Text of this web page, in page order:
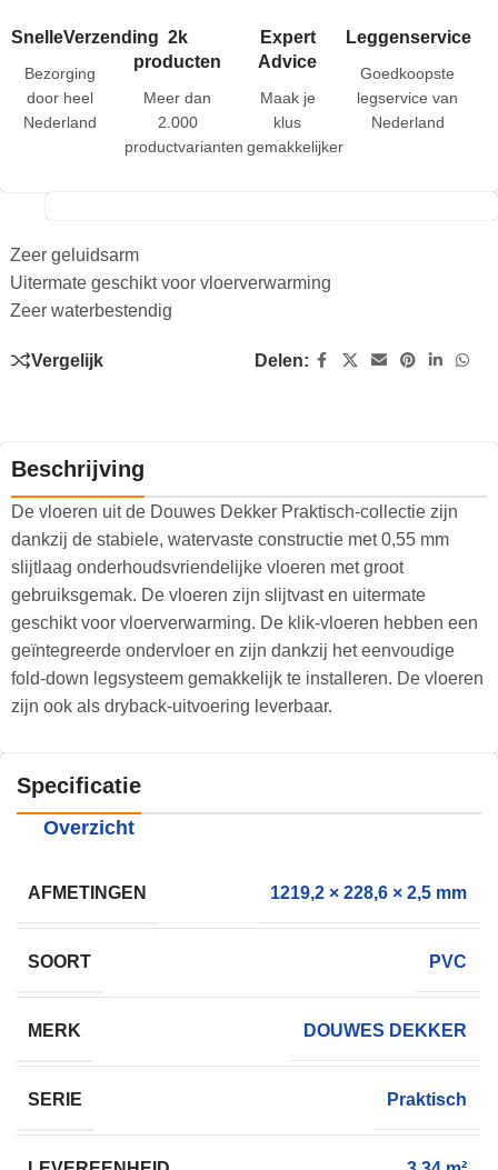
SnelleVerzending
Bezorging
door heel
Nederland
2k
producten
Meer dan
2.000
productvarianten
Expert
Advice
Maak je
klus
gemakkelijker
Leggenservice
Goedkoopste
legservice van
Nederland
Zeer geluidsarm
Uitermate geschikt voor vloerverwarming
Zeer waterbestendig
Vergelijk Delen:
Beschrijving
De vloeren uit de Douwes Dekker Praktisch-collectie zijn
dankzij de stabiele, watervaste constructie met 0,55 mm
slijtlaag onderhoudsvriendelijke vloeren met groot
gebruiksgemak. De vloeren zijn slijtvast en uitermate
geschikt voor vloerverwarming. De klik-vloeren hebben een
geïntegreerde ondervloer en zijn dankzij het eenvoudige
fold-down legsysteem gemakkelijk te installeren. De vloeren
zijn ook als dryback-uitvoering leverbaar.
Specificatie
Overzicht
AFMETINGEN 1219,2 × 228,6 × 2,5 mm
SOORT PVC
MERK DOUWES DEKKER
SERIE Praktisch